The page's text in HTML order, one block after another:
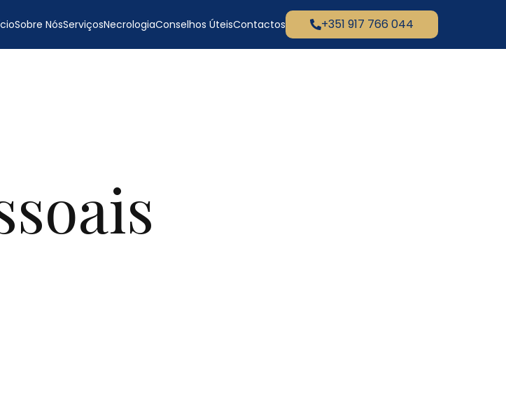
Sobre NósServiçosNecrologiaConselhos ÚteisContactos +351 917 766 044